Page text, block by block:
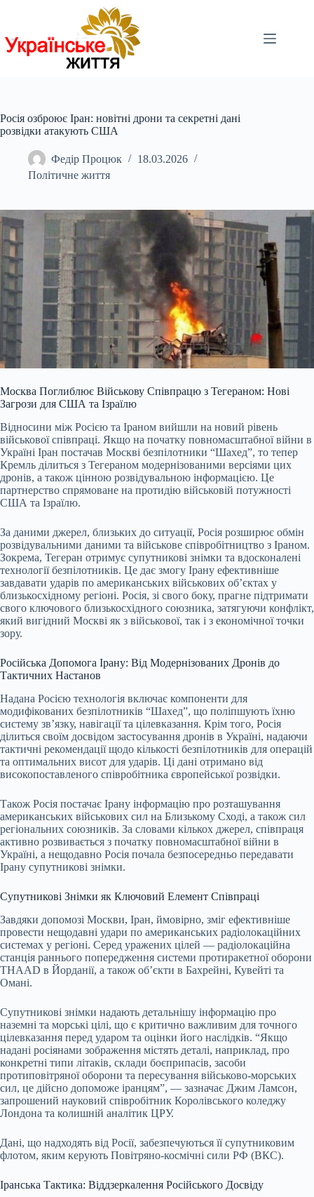
Росія озброює Іран: новітні дрони та секретні дані
розвідки атакують США
Федір Процюк
18.03.2026
Політичне життя
Москва Поглиблює Військову Співпрацю з Тегераном: Нові
Загрози для США та Ізраїлю
Відносини між Росією та Іраном вийшли на новий рівень
військової співпраці. Якщо на початку повномасштабної війни в
Україні Іран постачав Москві безпілотники “Шахед”, то тепер
Кремль ділиться з Тегераном модернізованими версіями цих
дронів, а також цінною розвідувальною інформацією. Це
партнерство спрямоване на протидію військовій потужності
США та Ізраїлю.
За даними джерел, близьких до ситуації, Росія розширює обмін
розвідувальними даними та військове співробітництво з Іраном.
Зокрема, Тегеран отримує супутникові знімки та вдосконалені
технології безпілотників. Це дає змогу Ірану ефективніше
завдавати ударів по американських військових об’єктах у
близькосхідному регіоні. Росія, зі свого боку, прагне підтримати
свого ключового близькосхідного союзника, затягуючи конфлікт,
який вигідний Москві як з військової, так і з економічної точки
зору.
Російська Допомога Ірану: Від Модернізованих Дронів до
Тактичних Настанов
Надана Росією технологія включає компоненти для
модифікованих безпілотників “Шахед”, що поліпшують їхню
систему зв’язку, навігації та цілевказання. Крім того, Росія
ділиться своїм досвідом застосування дронів в Україні, надаючи
тактичні рекомендації щодо кількості безпілотників для операцій
та оптимальних висот для ударів. Ці дані отримано від
високопоставленого співробітника європейської розвідки.
Також Росія постачає Ірану інформацію про розташування
американських військових сил на Близькому Сході, а також сил
регіональних союзників. За словами кількох джерел, співпраця
активно розвивається з початку повномасштабної війни в
Україні, а нещодавно Росія почала безпосередньо передавати
Ірану супутникові знімки.
Супутникові Знімки як Ключовий Елемент Співпраці
Завдяки допомозі Москви, Іран, ймовірно, зміг ефективніше
провести нещодавні удари по американських радіолокаційних
системах у регіоні. Серед уражених цілей — радіолокаційна
станція раннього попередження системи протиракетної оборони
THAAD в Йорданії, а також об’єкти в Бахрейні, Кувейті та
Омані.
Супутникові знімки надають детальнішу інформацію про
наземні та морські цілі, що є критично важливим для точного
цілевказання перед ударом та оцінки його наслідків. “Якщо
надані росіянами зображення містять деталі, наприклад, про
конкретні типи літаків, склади боєприпасів, засоби
протиповітряної оборони та пересування військово-морських
сил, це дійсно допоможе іранцям”, — зазначає Джим Ламсон,
запрошений науковий співробітник Королівського коледжу
Лондона та колишній аналітик ЦРУ.
Дані, що надходять від Росії, забезпечуються її супутниковим
флотом, яким керують Повітряно-космічні сили РФ (ВКС).
Іранська Тактика: Віддзеркалення Російського Досвіду